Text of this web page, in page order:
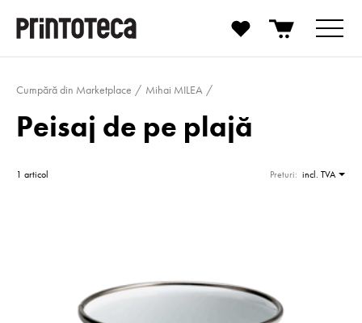
Cumpără din Marketplace Mihai MILEA
Peisaj de pe plajă
1 articol Preturi: incl. TVA